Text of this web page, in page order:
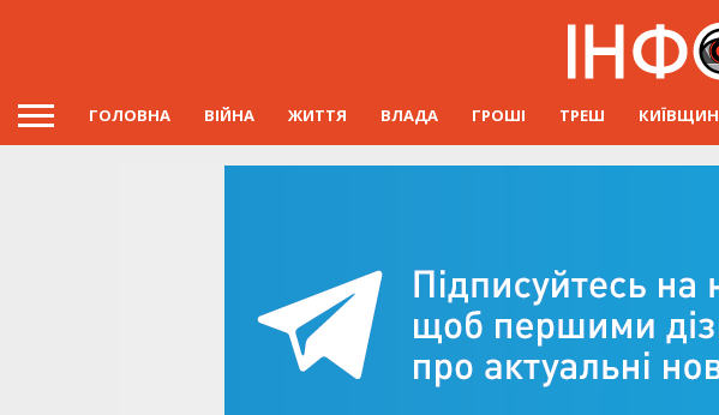
ГОЛОВНА ВІЙНА ЖИТТЯ ВЛАДА ГРОШІ ТРЕШ